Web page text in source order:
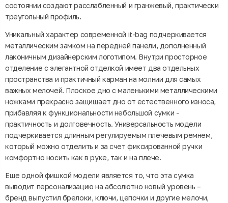
состоянии создают расслабленный и гранжевый, практически
треугольный профиль.
Уникальный характер современной it-bag подчеркивается
металлическим замком на передней панели, дополненный
лаконичным дизайнерским логотипом. Внутри просторное
отделение с элегантной отделкой имеет два отдельных
пространства и практичный карман на молнии для самых
важных мелочей. Плоское дно с маленькими металлическими
ножками прекрасно защищает дно от естественного износа,
прибавляя к функциональности небольшой сумки -
практичность и долговечность. Универсальность модели
подчеркивается длинным регулируемым плечевым ремнем,
который можно отделить и за счет фиксированной ручки
комфортно носить как в руке, так и на плече.
Еще одной фишкой модели является то, что эта сумка
выводит персонализацию на абсолютно новый уровень –
бренд выпустил брелоки, ключи, цепочки и другие мелочи,